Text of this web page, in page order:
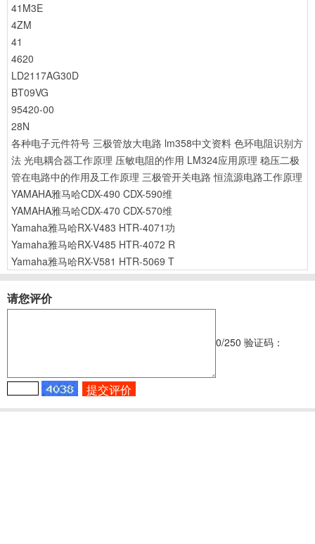
41M3E
4ZM
41
4620
LD2117AG30D
BT09VG
95420-00
28N
各种电子元件符号 三极管放大电路 lm358中文资料 色环电阻识别方
法 光电耦合器工作原理 压敏电阻的作用 LM324应用原理 稳压二极
管在电路中的作用及工作原理 三极管开关电路 恒流源电路工作原理
YAMAHA雅马哈CDX-490 CDX-590维
YAMAHA雅马哈CDX-470 CDX-570维
Yamaha雅马哈RX-V483 HTR-4071功
Yamaha雅马哈RX-V485 HTR-4072 R
Yamaha雅马哈RX-V581 HTR-5069 T
请您评价
0/250 验证码：